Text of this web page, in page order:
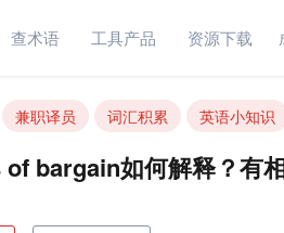
查术语 工具产品 资源下载
如何解释？有相关的汉语
兼职译员 词汇积累 英语小知识
bargain如何解释？有